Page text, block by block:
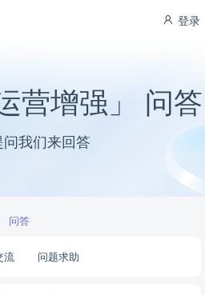
登录
营增强」 问答
我们来回答
问答
流 问题求助